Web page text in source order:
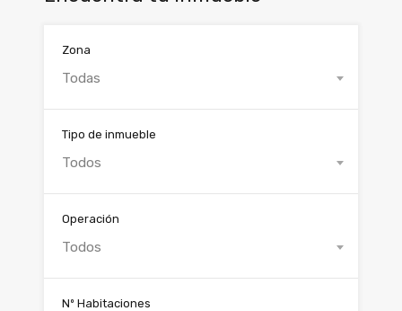
Zona
Todas
Tipo de inmueble
Todos
Operación
Todos
Nº Habitaciones